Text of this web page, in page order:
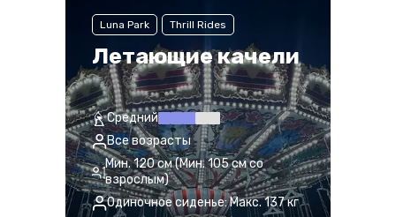
Luna Park Thrill Rides
Летающие качели
Средний
Все возрасты
Мин. 120 см (Мин. 105 см со
взрослым)
Одиночное сиденье: Макс. 137 кг